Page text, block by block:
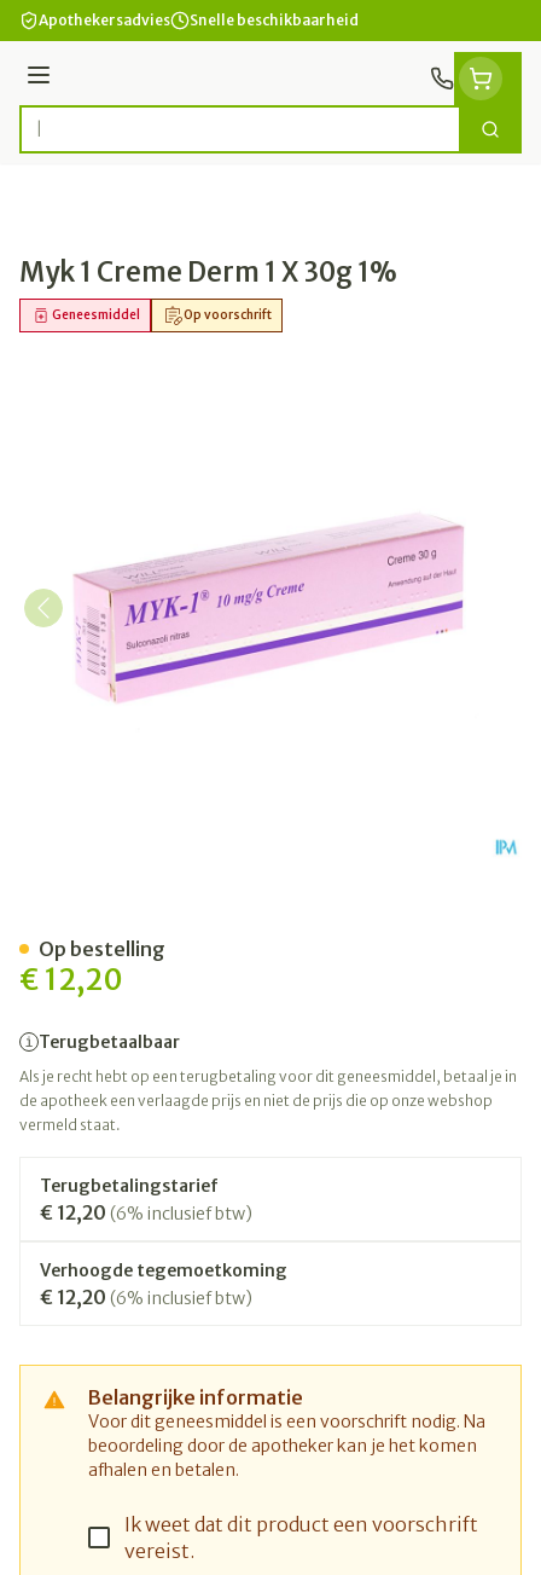
Ga naar de inhoud
Apothekersadvies Snelle beschikbaarheid
Menu
Product, merk, categorie... Zoek
Myk 1 Creme Derm 1 X 30g 1%
Op voorschrift
Geneesmiddel
€ 12,20
Terugbetaalbaar
Als je recht hebt op een terugbetaling voor dit geneesmiddel, betaal je in
de apotheek een verlaagde prijs en niet de prijs die op onze webshop
vermeld staat.
Terugbetalingstarief
€ 12,20 (6% inclusief btw)
Verhoogde tegemoetkoming
€ 12,20 (6% inclusief btw)
Belangrijke informatie
Voor dit geneesmiddel is een voorschrift nodig. Na
beoordeling door de apotheker kan je het komen
afhalen en betalen.
Ik weet dat dit product een voorschrift
vereist.
Op bestelling